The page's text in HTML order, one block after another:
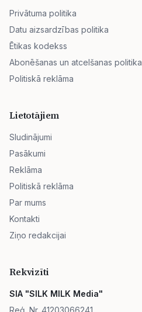
Privātuma politika
Datu aizsardzības politika
Ētikas kodekss
Abonēšanas un atcelšanas politika
Politiskā reklāma
Lietotājiem
Sludinājumi
Pasākumi
Reklāma
Politiskā reklāma
Par mums
Kontakti
Ziņo redakcijai
Rekvizīti
SIA "SILK MILK Media"